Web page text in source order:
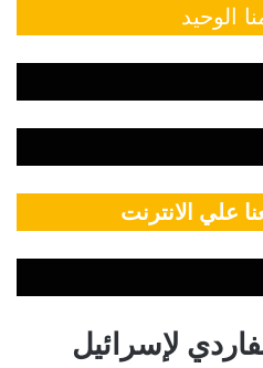
الوحيد
علي الانترنت
لإسرائيل